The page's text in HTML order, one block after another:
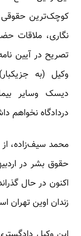
کوچک‌ترین حقوقی،
نگاری، ملاقات
تصریح در آیین
وکیل (به
دیسک وسایر
دردادگاه نخواهم
محمد سیف‌زاده،
حقوق بشر در
اکنون در حال
زندان اوین تهران